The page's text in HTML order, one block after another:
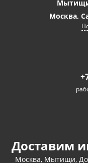
Москва,
Доставим
Москва, Мытищи,